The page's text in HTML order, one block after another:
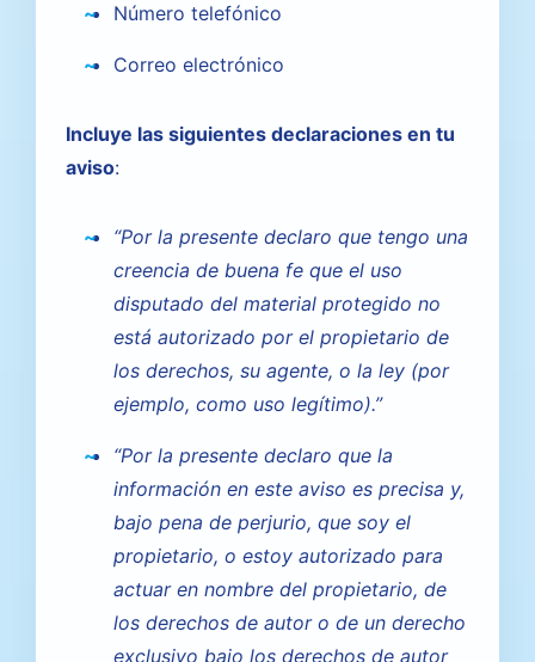
Número telefónico
Correo electrónico
Incluye las siguientes declaraciones en tu
aviso:
“Por la presente declaro que tengo una
creencia de buena fe que el uso
disputado del material protegido no
está autorizado por el propietario de
los derechos, su agente, o la ley (por
ejemplo, como uso legítimo).”
“Por la presente declaro que la
información en este aviso es precisa y,
bajo pena de perjurio, que soy el
propietario, o estoy autorizado para
actuar en nombre del propietario, de
los derechos de autor o de un derecho
exclusivo bajo los derechos de autor